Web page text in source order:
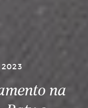
2023
na